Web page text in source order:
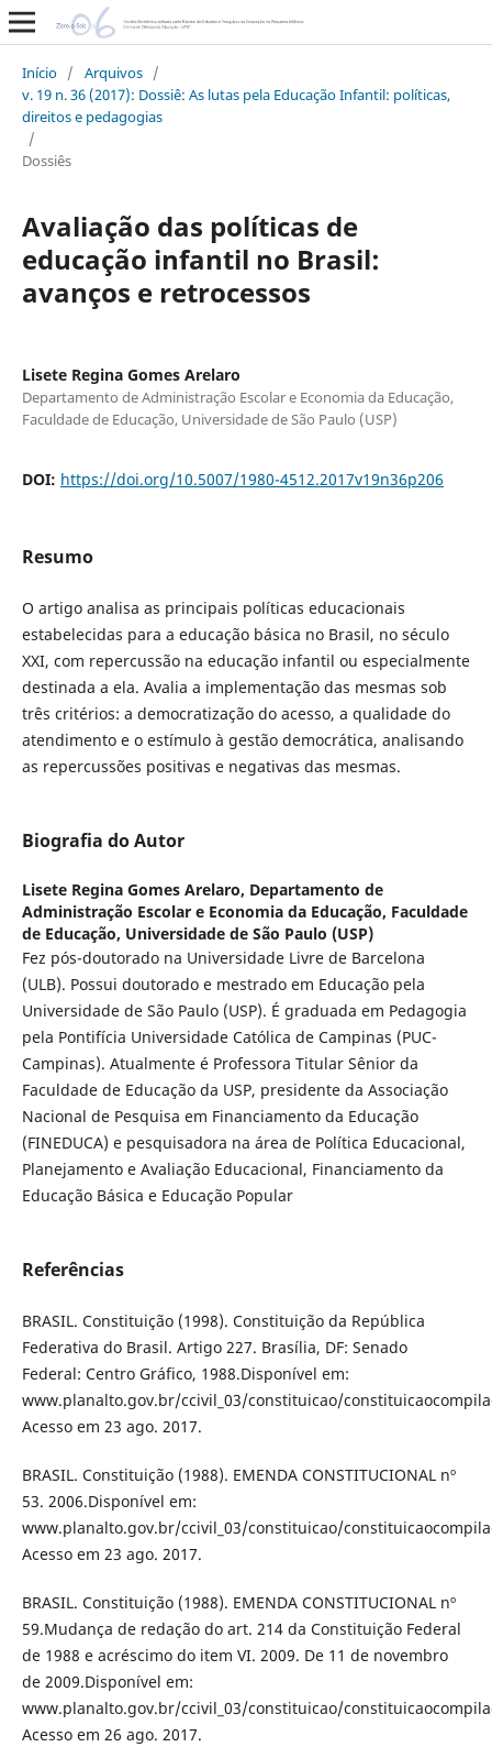
Início / Arquivos /
v. 19 n. 36 (2017): Dossiê: As lutas pela Educação Infantil: políticas,
direitos e pedagogias
/
Dossiês
Avaliação das políticas de
educação infantil no Brasil:
avanços e retrocessos
Lisete Regina Gomes Arelaro
Departamento de Administração Escolar e Economia da Educação,
Faculdade de Educação, Universidade de São Paulo (USP)
DOI: https://doi.org/10.5007/1980-4512.2017v19n36p206
Resumo
O artigo analisa as principais políticas educacionais
estabelecidas para a educação básica no Brasil, no século
XXI, com repercussão na educação infantil ou especialmente
destinada a ela. Avalia a implementação das mesmas sob
três critérios: a democratização do acesso, a qualidade do
atendimento e o estímulo à gestão democrática, analisando
as repercussões positivas e negativas das mesmas.
Biografia do Autor
Lisete Regina Gomes Arelaro, Departamento de
Administração Escolar e Economia da Educação, Faculdade
de Educação, Universidade de São Paulo (USP)
Fez pós-doutorado na Universidade Livre de Barcelona
(ULB). Possui doutorado e mestrado em Educação pela
Universidade de São Paulo (USP). É graduada em Pedagogia
pela Pontifícia Universidade Católica de Campinas (PUC-
Campinas). Atualmente é Professora Titular Sênior da
Faculdade de Educação da USP, presidente da Associação
Nacional de Pesquisa em Financiamento da Educação
(FINEDUCA) e pesquisadora na área de Política Educacional,
Planejamento e Avaliação Educacional, Financiamento da
Educação Básica e Educação Popular
Referências
BRASIL. Constituição (1998). Constituição da República
Federativa do Brasil. Artigo 227. Brasília, DF: Senado
Federal: Centro Gráfico, 1988.Disponível em:
www.planalto.gov.br/ccivil_03/constituicao/
Acesso em 23 ago. 2017.
BRASIL. Constituição (1988). EMENDA CONSTITUCIONAL nº
53. 2006.Disponível em:
www.planalto.gov.br/ccivil_03/constituicao/
Acesso em 23 ago. 2017.
BRASIL. Constituição (1988). EMENDA CONSTITUCIONAL nº
59.Mudança de redação do art. 214 da Constituição Federal
de 1988 e acréscimo do item VI. 2009. De 11 de novembro
de 2009.Disponível em:
www.planalto.gov.br/ccivil_03/constituicao/
Acesso em 26 ago. 2017.